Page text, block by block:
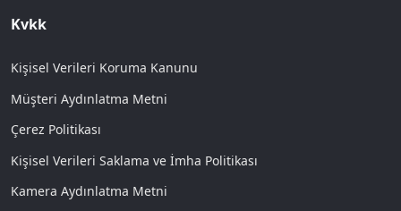
Kvkk
Kişisel Verileri Koruma Kanunu
Müşteri Aydınlatma Metni
Çerez Politikası
Kişisel Verileri Saklama ve İmha Politikası
Kamera Aydınlatma Metni